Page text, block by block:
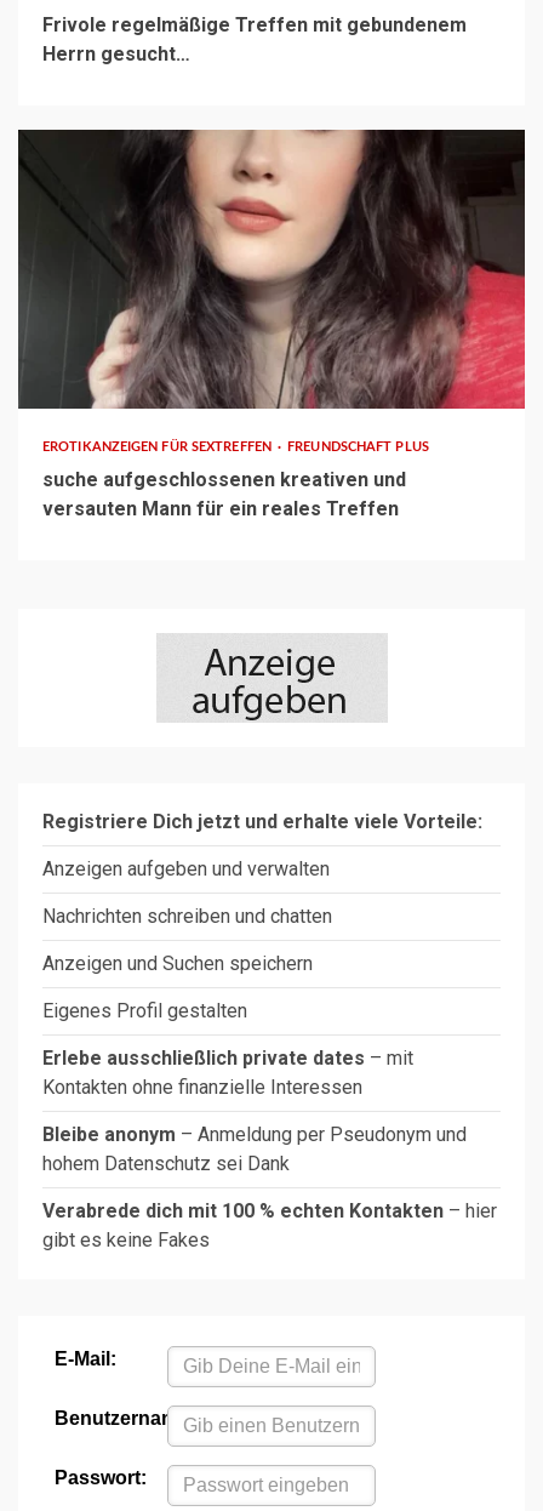
Frivole regelmäßige Treffen mit gebundenem
Herrn gesucht…
2 min read
EROTIKANZEIGEN FÜR SEXTREFFEN FREUNDSCHAFT PLUS
suche aufgeschlossenen kreativen und
versauten Mann für ein reales Treffen
Registriere Dich jetzt und erhalte viele Vorteile:
Anzeigen aufgeben und verwalten
Nachrichten schreiben und chatten
Anzeigen und Suchen speichern
Eigenes Profil gestalten
Erlebe ausschließlich private dates – mit
Kontakten ohne finanzielle Interessen
Bleibe anonym – Anmeldung per Pseudonym und
hohem Datenschutz sei Dank
Verabrede dich mit 100 % echten Kontakten – hier
gibt es keine Fakes